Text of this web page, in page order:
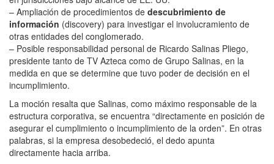
– Ampliación de procedimientos de descubrimiento de
información (discovery) para investigar el involucramiento de
otras entidades del conglomerado.
– Posible responsabilidad personal de Ricardo Salinas Pliego,
presidente tanto de TV Azteca como de Grupo Salinas, en la
medida en que se determine que tuvo poder de decisión en el
incumplimiento.
La moción resalta que Salinas, como máximo responsable de la
estructura corporativa, se encuentra “directamente en posición de
asegurar el cumplimiento o incumplimiento de la orden”. En otras
palabras, si la empresa desobedeció, el dedo apunta
directamente hacia arriba.